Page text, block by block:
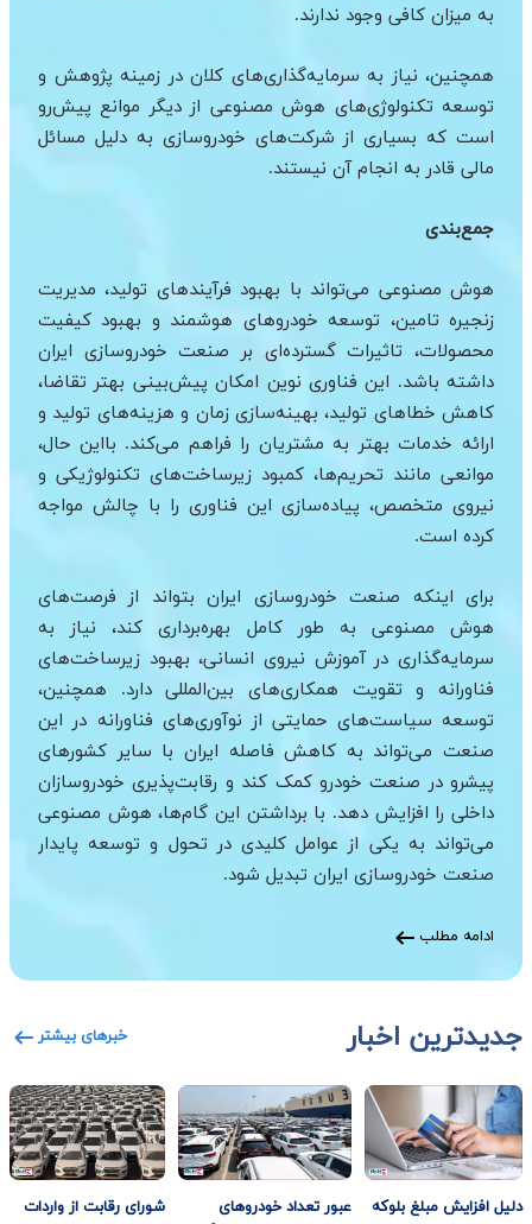
به میزان کافی وجود ندارند.
همچنین، نیاز به سرمایه‌گذاری‌های کلان در زمینه پژوهش و
توسعه تکنولوژی‌های هوش مصنوعی از دیگر موانع پیش‌رو
است که بسیاری از شرکت‌های خودروسازی به دلیل مسائل
مالی قادر به انجام آن نیستند.
جمع‌بندی
هوش مصنوعی می‌تواند با بهبود فرآیندهای تولید، مدیریت
زنجیره تامین، توسعه خودروهای هوشمند و بهبود کیفیت
محصولات، تاثیرات گسترده‌ای بر صنعت خودروسازی ایران
داشته باشد. این فناوری نوین امکان پیش‌بینی بهتر تقاضا،
کاهش خطاهای تولید، بهینه‌سازی زمان و هزینه‌های تولید و
ارائه خدمات بهتر به مشتریان را فراهم می‌کند. بااین حال،
موانعی مانند تحریم‌ها، کمبود زیرساخت‌های تکنولوژیکی و
نیروی متخصص، پیاده‌سازی این فناوری را با چالش مواجه
کرده است.
برای اینکه صنعت خودروسازی ایران بتواند از فرصت‌های
هوش مصنوعی به طور کامل بهره‌برداری کند، نیاز به
سرمایه‌گذاری در آموزش نیروی انسانی، بهبود زیرساخت‌های
فناورانه و تقویت همکاری‌های بین‌المللی دارد. همچنین،
توسعه سیاست‌های حمایتی از نوآوری‌های فناورانه در این
صنعت می‌تواند به کاهش فاصله ایران با سایر کشورهای
پیشرو در صنعت خودرو کمک کند و رقابت‌پذیری خودروسازان
داخلی را افزایش دهد. با برداشتن این گام‌ها، هوش مصنوعی
می‌تواند به یکی از عوامل کلیدی در تحول و توسعه پایدار
صنعت خودروسازی ایران تبدیل شود.
ادامه مطلب
جدیدترین اخبار خبرهای بیشتر
دلیل افزایش مبلغ ‌بلوکه
عبور تعداد خودروهای
شورای رقابت از واردات